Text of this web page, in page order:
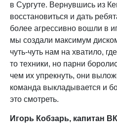
в Сургуте. Вернувшись из
восстановиться и дать
более агрессивно вошли в
мы создали максимум
чуть-чуть нам на хватило,
то техники, но парни
чем их упрекнуть, они
команда выкладывается и
это смотреть.
Игорь Кобзарь, капитан